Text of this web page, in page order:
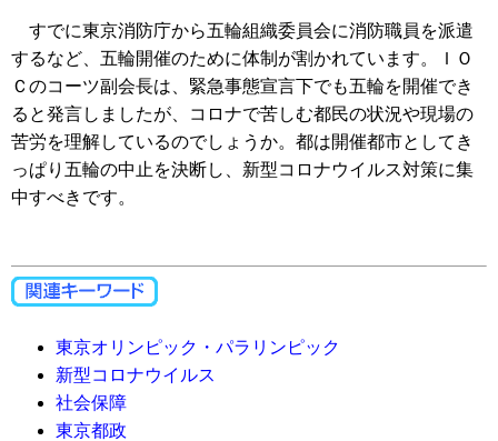
すでに東京消防庁から五輪組織委員会に消防職員を派遣
するなど、五輪開催のために体制が割かれています。ＩＯ
Ｃのコーツ副会長は、緊急事態宣言下でも五輪を開催でき
ると発言しましたが、コロナで苦しむ都民の状況や現場の
苦労を理解しているのでしょうか。都は開催都市としてき
っぱり五輪の中止を決断し、新型コロナウイルス対策に集
中すべきです。
東京オリンピック・パラリンピック
新型コロナウイルス
社会保障
東京都政